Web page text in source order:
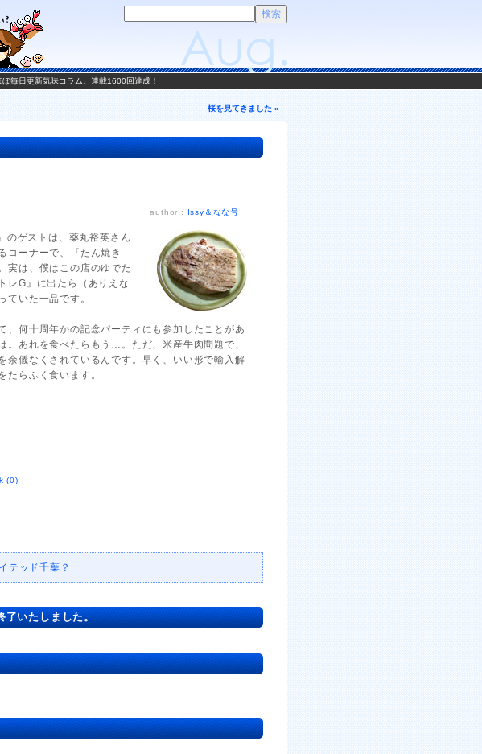
毎日更新気味コラム。連載1600回達成！
桜を見てきました »
author : Issy＆なな号
のゲストは、薬丸裕英さん
コーナーで、『たん焼き
実は、僕はこの店のゆでた
レG』に出たら（ありえな
ていた一品です。
、何十周年かの記念パーティにも参加したことがあ
。あれを食べたらもう…。ただ、米産牛肉問題で、
余儀なくされているんです。早く、いい形で輸入解
たらふく食います。
(0) |
テッド千葉？
了いたしました。